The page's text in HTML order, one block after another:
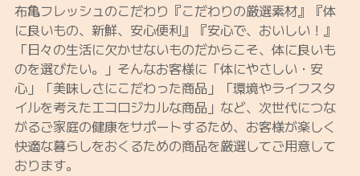
布亀フレッシュのこだわり『こだわりの厳選素材』『体
に良いもの、新鮮、安心便利』『安心で、おいしい！』
「日々の生活に欠かせないものだからこそ、体に良いも
のを選びたい。」そんなお客様に「体にやさしい・安
心」「美味しさにこだわった商品」「環境やライフスタ
イルを考えたエコロジカルな商品」など、次世代につな
がるご家庭の健康をサポートするため、お客様が楽しく
快適な暮らしをおくるための商品を厳選してご用意して
おります。